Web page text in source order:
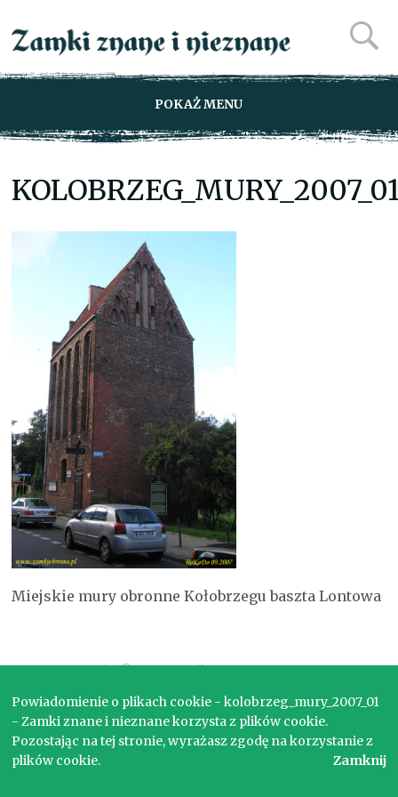
POKAŻ MENU
Miejskie mury obronne Kołobrzegu baszta Lontowa
Copyright © 2017. Wszelkie prawa zastrzeżone.
Powiadomienie o plikach cookie - kolobrzeg_mury_2007_01
- Zamki znane i nieznane korzysta z plików cookie.
Pozostając na tej stronie, wyrażasz zgodę na korzystanie z
plików cookie.
Zamknij